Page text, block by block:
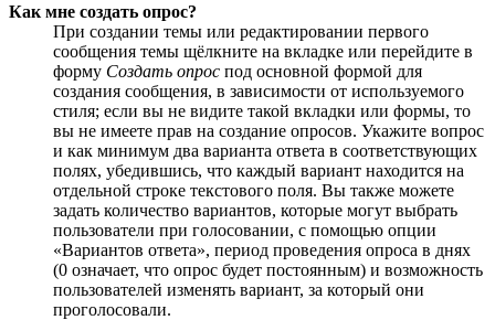
Как мне создать опрос?
При создании темы или редактировании первого
сообщения темы щёлкните на вкладке или перейдите в
форму Создать опрос под основной формой для
создания сообщения, в зависимости от используемого
стиля; если вы не видите такой вкладки или формы, то
вы не имеете прав на создание опросов. Укажите вопрос
и как минимум два варианта ответа в соответствующих
полях, убедившись, что каждый вариант находится на
отдельной строке текстового поля. Вы также можете
задать количество вариантов, которые могут выбрать
пользователи при голосовании, с помощью опции
«Вариантов ответа», период проведения опроса в днях
(0 означает, что опрос будет постоянным) и возможность
пользователей изменять вариант, за который они
проголосовали.